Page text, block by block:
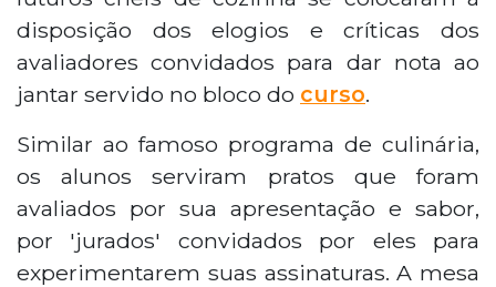
disposição dos elogios e críticas dos
avaliadores convidados para dar nota ao
jantar servido no bloco do curso.
Similar ao famoso programa de culinária,
os alunos serviram pratos que foram
avaliados por sua apresentação e sabor,
por 'jurados' convidados por eles para
experimentarem suas assinaturas. A mesa